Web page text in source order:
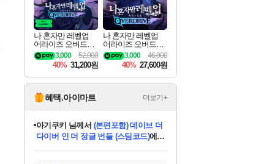
나 혼자만 레벨업
어라이즈 오버드라
이브 디럭스 에디션
Solo Leveling Arise
Overdrive Deluxe Edi
tion
52,000
3,000
40% 31,200원
나 혼자만 레벨업
어라이즈 오버드라
이브 Solo Leveling A
rise
46,000
3,000
40% 27,600원
혜택.아이마트 더보기+
eksxo님께서 디스코 엘리시움 최종판
(스팀코드) 에 당첨되셨습니다.